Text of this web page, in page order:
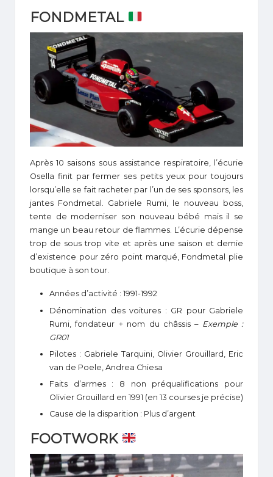
FONDMETAL
Après 10 saisons sous assistance respiratoire, l’écurie
Osella finit par fermer ses petits yeux pour toujours
lorsqu’elle se fait racheter par l’un de ses sponsors, les
jantes Fondmetal. Gabriele Rumi, le nouveau boss,
tente de moderniser son nouveau bébé mais il se
mange un beau retour de flammes. L’écurie dépense
trop de sous trop vite et après une saison et demie
d’existence pour zéro point marqué, Fondmetal plie
boutique à son tour.
Années d’activité : 1991-1992
Dénomination des voitures : GR pour Gabriele
Rumi, fondateur + nom du châssis – Exemple :
GR01
Pilotes : Gabriele Tarquini, Olivier Grouillard, Eric
van de Poele, Andrea Chiesa
Faits d’armes : 8 non préqualifications pour
Olivier Grouillard en 1991 (en 13 courses je précise)
Cause de la disparition : Plus d’argent
FOOTWORK